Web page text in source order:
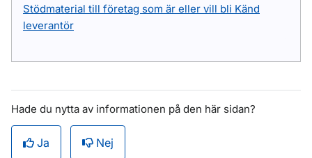
Stödmaterial till företag som är eller vill bli Känd
leverantör
Hade du nytta av informationen på den här sidan?
Ja Nej